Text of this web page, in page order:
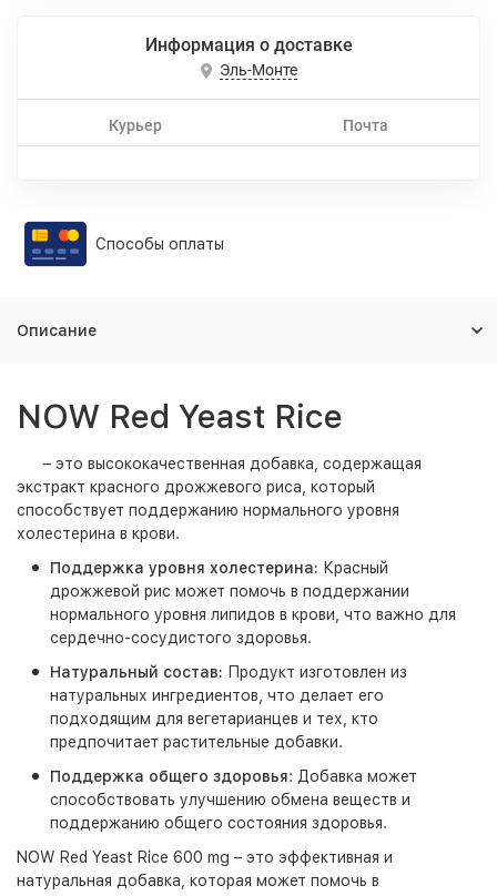
Информация о доставке
Эль-Монте
Курьер Почта
Способы оплаты
Описание
NOW Red Yeast Rice
– это высококачественная добавка, содержащая
экстракт красного дрожжевого риса, который
способствует поддержанию нормального уровня
холестерина в крови.
Поддержка уровня холестерина: Красный
дрожжевой рис может помочь в поддержании
нормального уровня липидов в крови, что важно для
сердечно-сосудистого здоровья.
Натуральный состав: Продукт изготовлен из
натуральных ингредиентов, что делает его
подходящим для вегетарианцев и тех, кто
предпочитает растительные добавки.
Поддержка общего здоровья: Добавка может
способствовать улучшению обмена веществ и
поддержанию общего состояния здоровья.
NOW Red Yeast Rice 600 mg – это эффективная и
натуральная добавка, которая может помочь в